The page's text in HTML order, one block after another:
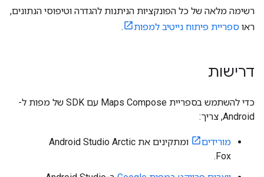
רשימה מלאה של כל הפונקציות הניתנות להגדרה וטיפוסי הנתונים,
ראו ספריית פיתוח נייטיב למפות .
דרישות
כדי להשתמש בספריית Maps Compose עם SDK של מפות ל-
Android, צריך:
מורידים
ומתקינים את Android Studio Arctic
Fox.